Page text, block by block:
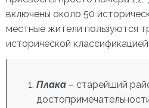
включены около 50
местные жители пользуются
исторической классификацией:
Плака – старейший